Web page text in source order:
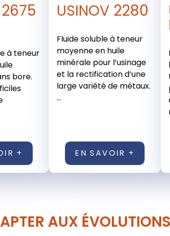
à teneur
bore.
+
USINOV 2280
Fluide soluble à teneur
moyenne en huile
minérale pour l’usinage
et la rectification d’une
large variété de métaux.
...
EN SAVOIR +
AUX